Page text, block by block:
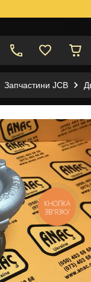
Запчастини JCB
КНОПКА
ЗВ'ЯЗКУ